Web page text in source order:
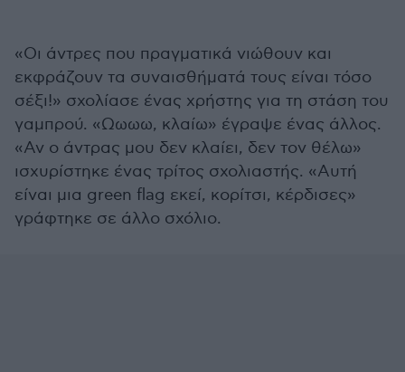
«Οι άντρες που πραγματικά νιώθουν και
εκφράζουν τα συναισθήματά τους είναι τόσο
σέξι!» σχολίασε ένας χρήστης για τη στάση του
γαμπρού. «Ωωωω, κλαίω» έγραψε ένας άλλος.
«Αν ο άντρας μου δεν κλαίει, δεν τον θέλω»
ισχυρίστηκε ένας τρίτος σχολιαστής. «Αυτή
είναι μια green flag εκεί, κορίτσι, κέρδισες»
γράφτηκε σε άλλο σχόλιο.